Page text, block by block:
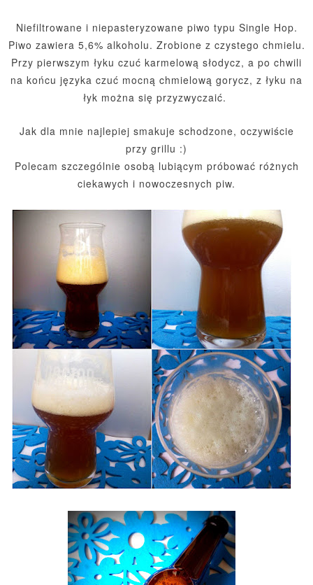
Niefiltrowane i niepasteryzowane piwo typu Single Hop.
Piwo zawiera 5,6% alkoholu. Zrobione z czystego chmielu.
Przy pierwszym łyku czuć karmelową słodycz, a po chwili
na końcu języka czuć mocną chmielową gorycz, z łyku na
łyk można się przyzwyczaić.
Jak dla mnie najlepiej smakuje schodzone, oczywiście
przy grillu :)
Polecam szczególnie osobą lubiącym próbować różnych
ciekawych i nowoczesnych piw.